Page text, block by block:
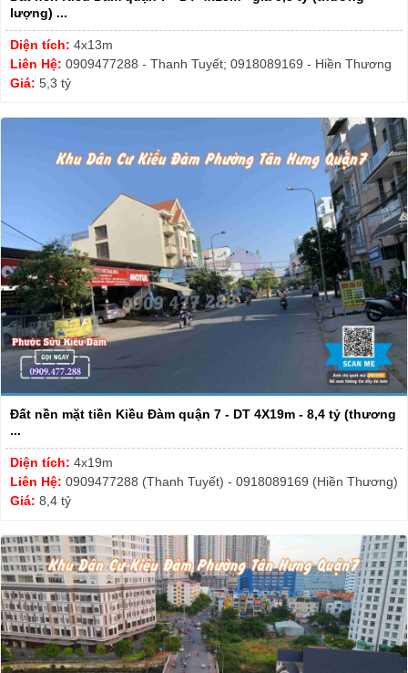
lượng) ...
Diện tích: 4x13m
Liên Hệ: 0909477288 - Thanh Tuyết; 0918089169 - Hiền Thương
Giá: 5,3 tỷ
Đất nền mặt tiền Kiều Đàm quận 7 - DT 4X19m - 8,4 tỷ (thương
...
Diện tích: 4x19m
Liên Hệ: 0909477288 (Thanh Tuyết) - 0918089169 (Hiền Thương)
Giá: 8,4 tỷ